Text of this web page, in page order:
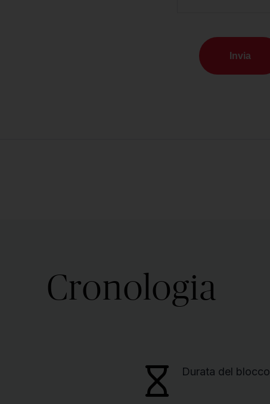
Invia
Cronologia
Durata del blocco